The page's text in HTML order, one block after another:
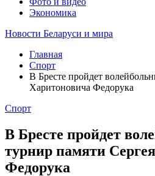
Экономика
Новости Беларуси и мира
Главная
Спорт
В Бресте пройдет
Харитоновича Федорука
Спорт
В Бресте пройдет
турнир памяти
Федорука